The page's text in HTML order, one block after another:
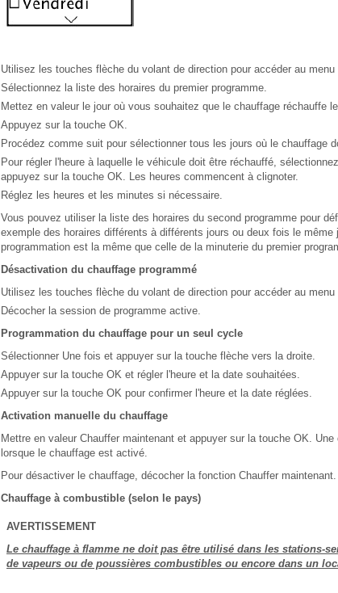
Utilisez les touches flèche du volant de direction pour accéder au menu
Sélectionnez la liste des horaires du premier programme.
Mettez en valeur le jour où vous souhaitez que le chauffage réchauffe
Appuyez sur la touche OK.
Procédez comme suit pour sélectionner tous les jours où le chauffage
Pour régler l'heure à laquelle le véhicule doit être réchauffé,
appuyez sur la touche OK. Les heures commencent à clignoter.
Réglez les heures et les minutes si nécessaire.
Vous pouvez utiliser la liste des horaires du second programme pour
exemple des horaires différents à différents jours ou deux fois le même
programmation est la même que celle de la minuterie du premier
Désactivation du chauffage programmé
Utilisez les touches flèche du volant de direction pour accéder au menu
Décocher la session de programme active.
Programmation du chauffage pour un seul cycle
Sélectionner Une fois et appuyer sur la touche flèche vers la droite.
Appuyer sur la touche OK et régler l'heure et la date souhaitées.
Appuyer sur la touche OK pour confirmer l'heure et la date réglées.
Activation manuelle du chauffage
Mettre en valeur Chauffer maintenant et appuyer sur la touche OK.
lorsque le chauffage est activé.
Pour désactiver le chauffage, décocher la fonction Chauffer maintenant.
Chauffage à combustible (selon le pays)
AVERTISSEMENT
Le chauffage à flamme ne doit pas être utilisé dans les stations-
de vapeurs ou de poussières combustibles ou encore dans un